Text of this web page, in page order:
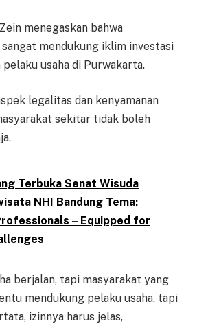
menegaskan bahwa
mendukung iklim investasi
usaha di Purwakarta.
legalitas dan kenyamanan
sekitar tidak boleh
Terbuka Senat Wisuda
NHI Bandung Tema:
– Equipped for
berjalan, tapi masyarakat yang
mendukung pelaku usaha, tapi
izinnya harus jelas,